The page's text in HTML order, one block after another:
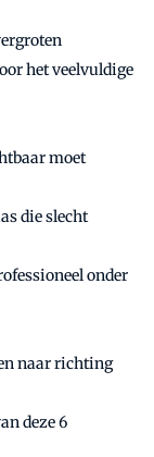
het veelvuldige
moet
die slecht
onder
naar richting
deze 6